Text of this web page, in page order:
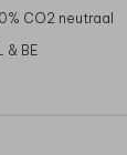
CO2 neutraal
& BE